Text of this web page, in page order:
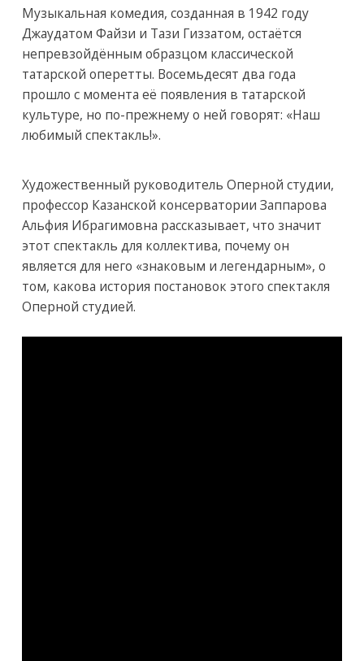
Музыкальная комедия, созданная в 1942 году
Джаудатом Файзи и Тази Гиззатом, остаётся
непревзойдённым образцом классической
татарской оперетты. Восемьдесят два года
прошло с момента её появления в татарской
культуре, но по-прежнему о ней говорят: «Наш
любимый спектакль!».
Художественный руководитель Оперной студии,
профессор Казанской консерватории Заппарова
Альфия Ибрагимовна рассказывает, что значит
этот спектакль для коллектива, почему он
является для него «знаковым и легендарным», о
том, какова история постановок этого спектакля
Оперной студией.